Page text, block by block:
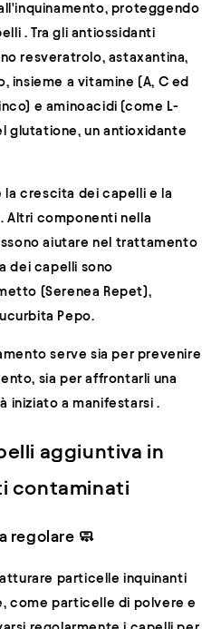
proteggendo
. Tra gli antiossidanti
resveratrolo, astaxantina,
insieme a vitamine (A, C ed
e aminoacidi (come L-
glutatione, un antioxidante
crescita dei capelli e la
Altri componenti nella
aiutare nel trattamento
dei capelli sono
(Serenea Repet),
Pepo.
serve sia per prevenire
sia per affrontarli una
iniziato a manifestarsi.
aggiuntiva in
contaminati
regolare 🧼
particelle inquinanti
come particelle di polvere e